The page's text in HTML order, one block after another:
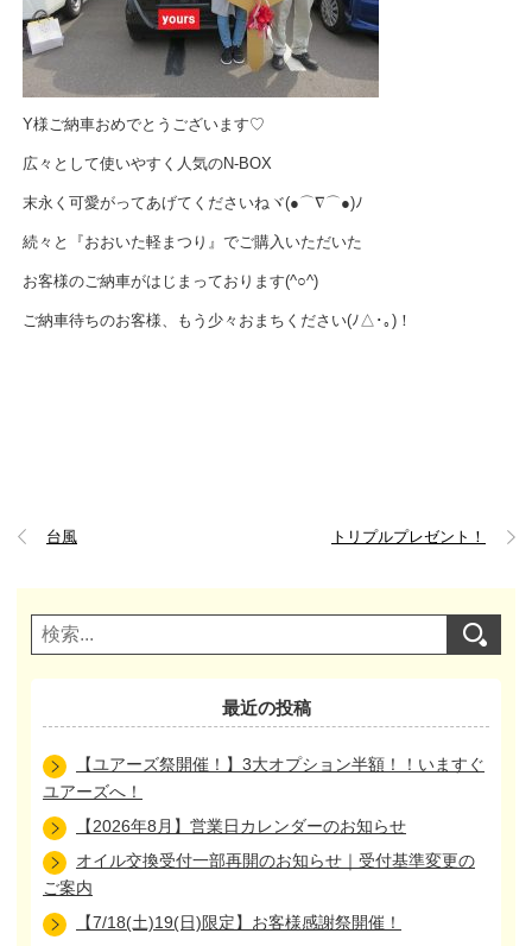
Y様ご納車おめでとうございます♡
広々として使いやすく人気のN-BOX
末永く可愛がってあげてくださいねヾ(●⌒∇⌒●)ﾉ
続々と『おおいた軽まつり』でご購入いただいた
お客様のご納車がはじまっております(^○^)
ご納車待ちのお客様、もう少々おまちください(ﾉ△･｡)！
トリプルプレゼント！
台風
最近の投稿
【ユアーズ祭開催！】3大オプション半額！！いますぐ
ユアーズへ！
【2026年8月】営業日カレンダーのお知らせ
オイル交換受付一部再開のお知らせ｜受付基準変更の
ご案内
【7/18(土)19(日)限定】お客様感謝祭開催！